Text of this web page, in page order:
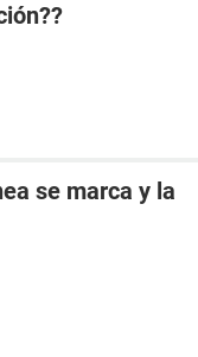
se marca y la